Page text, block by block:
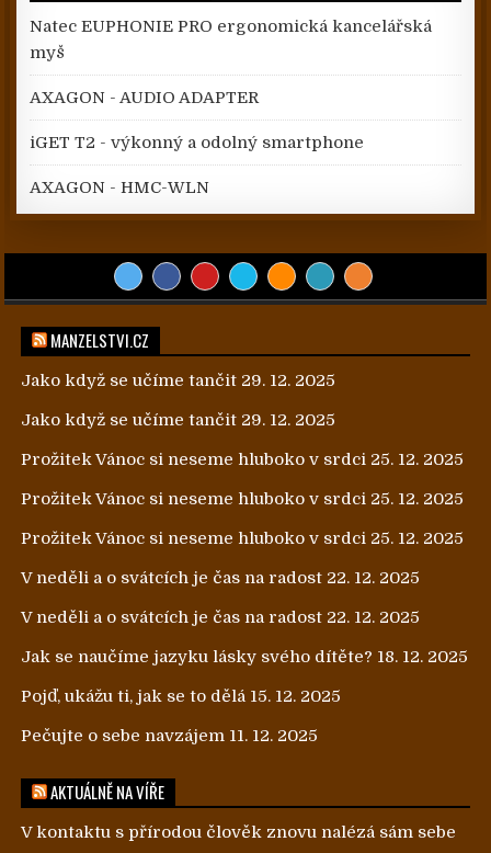
Natec EUPHONIE PRO ergonomická kancelářská
myš
AXAGON - AUDIO ADAPTER
iGET T2 - výkonný a odolný smartphone
AXAGON - HMC-WLN
MANZELSTVI.CZ
Jako když se učíme tančit 29. 12. 2025
Jako když se učíme tančit 29. 12. 2025
Prožitek Vánoc si neseme hluboko v srdci 25. 12. 2025
Prožitek Vánoc si neseme hluboko v srdci 25. 12. 2025
Prožitek Vánoc si neseme hluboko v srdci 25. 12. 2025
V neděli a o svátcích je čas na radost 22. 12. 2025
V neděli a o svátcích je čas na radost 22. 12. 2025
Jak se naučíme jazyku lásky svého dítěte? 18. 12. 2025
Pojď, ukážu ti, jak se to dělá 15. 12. 2025
Pečujte o sebe navzájem 11. 12. 2025
AKTUÁLNĚ NA VÍŘE
V kontaktu s přírodou člověk znovu nalézá sám sebe